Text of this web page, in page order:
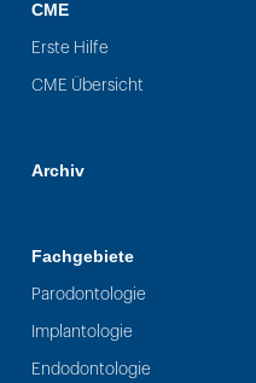
CME
Erste Hilfe
CME Übersicht
Archiv
Fachgebiete
Parodontologie
Implantologie
Endodontologie